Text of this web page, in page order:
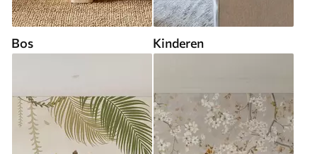
Bos Kinderen